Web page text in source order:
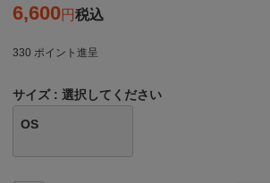
6,600 税込
330 ポイント進呈
サイズ 選択してください
OS